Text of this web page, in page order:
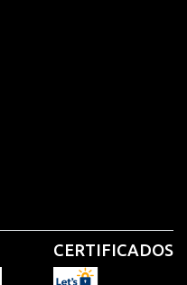
CERTIFICADOS